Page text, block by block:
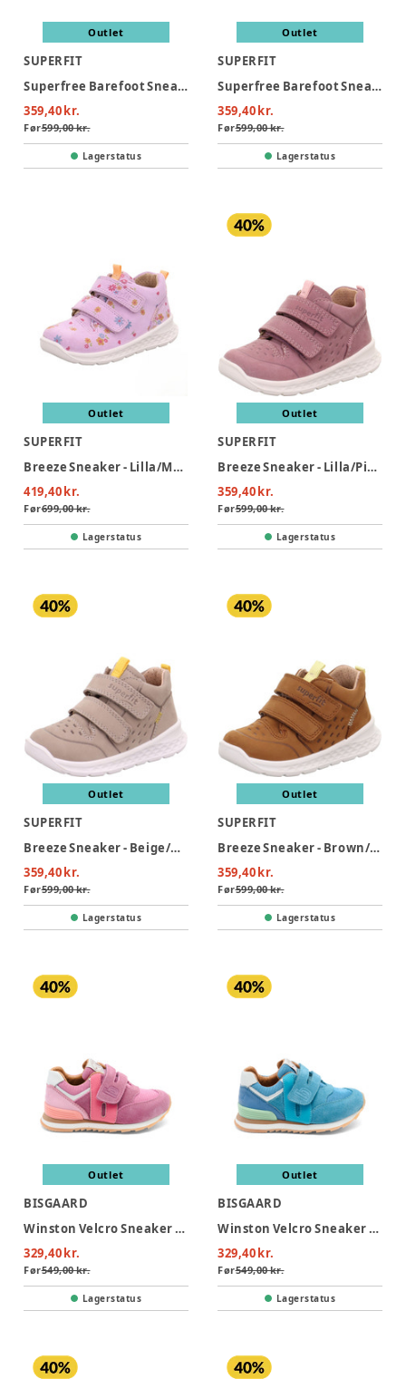
Outlet
SUPERFIT
Superfree Barefoot Sneaker - Lysegrøn/Hvid
359,40 kr.
Før599,00 kr.
Lagerstatus
Outlet
SUPERFIT
Superfree Barefoot Sneaker - Brun/Hvid
359,40 kr.
Før599,00 kr.
Lagerstatus
Outlet
SUPERFIT
Breeze Sneaker - Lilla/Mønster
419,40 kr.
Før699,00 kr.
Lagerstatus
Outlet
SUPERFIT
Breeze Sneaker - Lilla/Pink
359,40 kr.
Før599,00 kr.
Lagerstatus
Outlet
SUPERFIT
Breeze Sneaker - Beige/Gul
359,40 kr.
Før599,00 kr.
Lagerstatus
Outlet
SUPERFIT
Breeze Sneaker - Brown/Yellow
359,40 kr.
Før599,00 kr.
Lagerstatus
Outlet
BISGAARD
Winston Velcro Sneaker - Violet
329,40 kr.
Før549,00 kr.
Lagerstatus
Outlet
BISGAARD
Winston Velcro Sneaker - Sky
329,40 kr.
Før549,00 kr.
Lagerstatus